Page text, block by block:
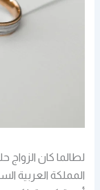
لطالما كان
المملكة العربية